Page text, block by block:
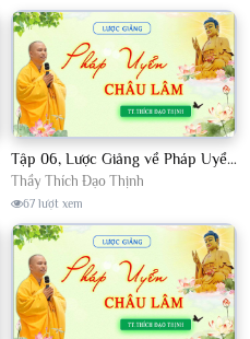
Tập 06, Lược Giảng về Pháp Uyển Châu Lâm, Chủ giảng TT. Thích Đạo Thịnh
Thầy Thích Đạo Thịnh
67 lượt xem